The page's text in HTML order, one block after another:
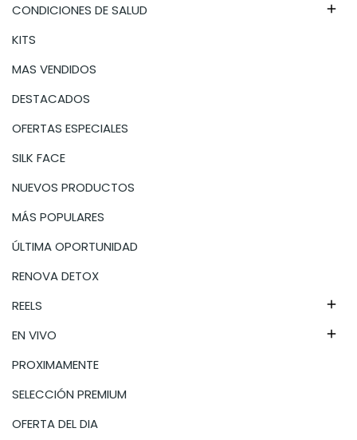
CONDICIONES DE SALUD 
KITS
MAS VENDIDOS
DESTACADOS
OFERTAS ESPECIALES
SILK FACE
NUEVOS PRODUCTOS
MÁS POPULARES
ÚLTIMA OPORTUNIDAD
RENOVA DETOX
REELS

EN VIVO 
PROXIMAMENTE
SELECCIÓN PREMIUM
OFERTA DEL DIA